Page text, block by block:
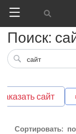
Поиск:
заказать сайт
Сортировать: